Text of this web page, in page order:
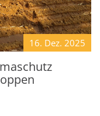
16. Dez. 2025